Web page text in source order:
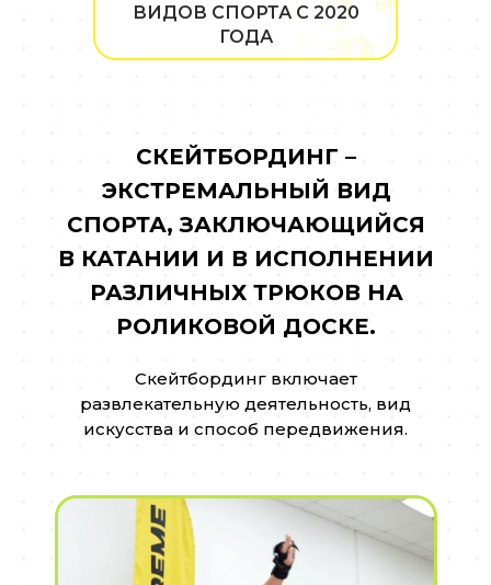
ВИДОВ СПОРТА С 2020
ГОДА
СКЕЙТБОРДИНГ –
ЭКСТРЕМАЛЬНЫЙ ВИД
СПОРТА, ЗАКЛЮЧАЮЩИЙСЯ
В КАТАНИИ И В ИСПОЛНЕНИИ
РАЗЛИЧНЫХ ТРЮКОВ НА
РОЛИКОВОЙ ДОСКЕ.
Скейтбординг включает
развлекательную деятельность, вид
искусства и способ передвижения.